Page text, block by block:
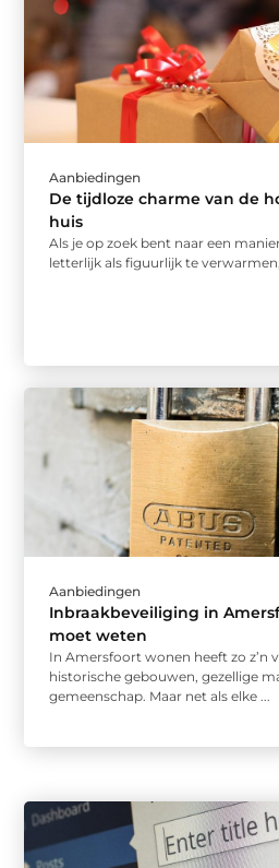
Aanbiedingen
De tijdloze charme van de
huis
Als je op zoek bent naar een
letterlijk als figuurlijk te verwarmen,
Aanbiedingen
Inbraakbeveiliging in
moet weten
In Amersfoort wonen heeft zo z’n
historische gebouwen, gezellige
gemeenschap. Maar net als elke ...